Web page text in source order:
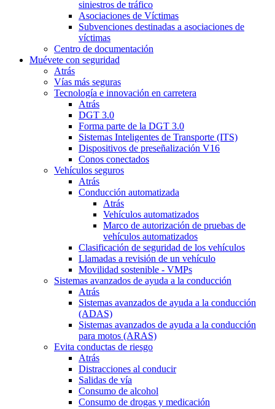
siniestros de tráfico
Asociaciones de Víctimas
Subvenciones destinadas a asociaciones de
víctimas
Centro de documentación
Muévete con seguridad
Atrás
Vías más seguras
Tecnología e innovación en carretera
Atrás
DGT 3.0
Forma parte de la DGT 3.0
Sistemas Inteligentes de Transporte (ITS)
Dispositivos de preseñalización V16
Conos conectados
Vehículos seguros
Atrás
Conducción automatizada
Atrás
Vehículos automatizados
Marco de autorización de pruebas de
vehículos automatizados
Clasificación de seguridad de los vehículos
Llamadas a revisión de un vehículo
Movilidad sostenible - VMPs
Sistemas avanzados de ayuda a la conducción
Atrás
Sistemas avanzados de ayuda a la conducción
(ADAS)
Sistemas avanzados de ayuda a la conducción
para motos (ARAS)
Evita conductas de riesgo
Atrás
Distracciones al conducir
Salidas de vía
Consumo de alcohol
Consumo de drogas y medicación